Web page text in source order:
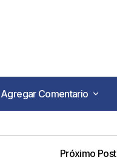
Agregar Comentario
Agregar Comentario
Próximo Post